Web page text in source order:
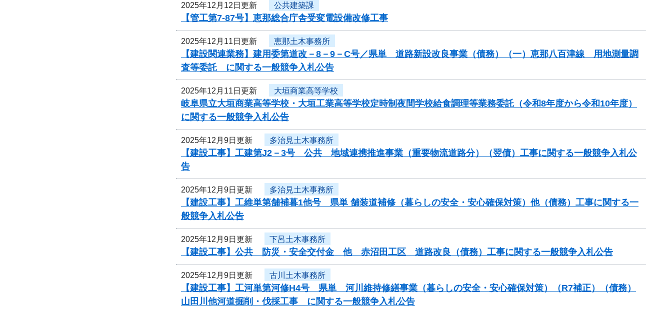
2025年12月12日更新 公共建築課
【管工第7-87号】恵那総合庁舎受変電設備改修工事
2025年12月11日更新 恵那土木事務所
【建設関連業務】建用委第道改－8－9－C号／県単 道路新設改良事業（債務）（一）恵那八百津線 用地測量調
査等委託 に関する一般競争入札公告
2025年12月11日更新 大垣商業高等学校
岐阜県立大垣商業高等学校・大垣工業高等学校定時制夜間学校給食調理等業務委託（令和8年度から令和10年度）
に関する一般競争入札公告
2025年12月9日更新 多治見土木事務所
【建設工事】工建第J2－3号 公共 地域連携推進事業（重要物流道路分）（翌債）工事に関する一般競争入札公
告
2025年12月9日更新 多治見土木事務所
【建設工事】工維単第舗補暮1他号 県単 舗装道補修（暮らしの安全・安心確保対策）他（債務）工事に関する一
般競争入札公告
2025年12月9日更新 下呂土木事務所
【建設工事】公共 防災・安全交付金 他 赤沼田工区 道路改良（債務）工事に関する一般競争入札公告
2025年12月9日更新 古川土木事務所
【建設工事】工河単第河修H4号 県単 河川維持修繕事業（暮らしの安全・安心確保対策）（R7補正）（債務）
山田川他河道掘削・伐採工事 に関する一般競争入札公告